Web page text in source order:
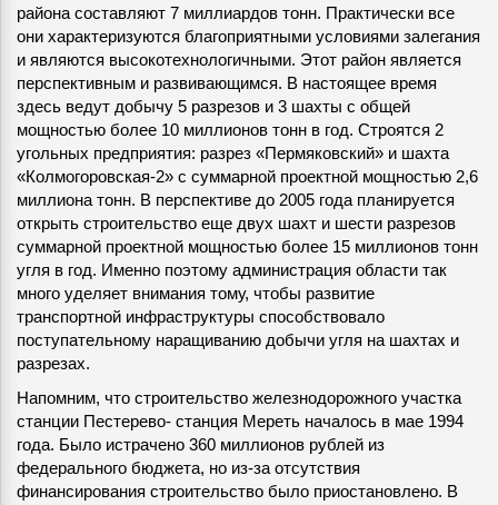
района составляют 7 миллиардов тонн. Практически все
они характеризуются благоприятными условиями залегания
и являются высокотехнологичными. Этот район является
перспективным и развивающимся. В настоящее время
здесь ведут добычу 5 разрезов и 3 шахты с общей
мощностью более 10 миллионов тонн в год. Строятся 2
угольных предприятия: разрез «Пермяковский» и шахта
«Колмогоровская-2» с суммарной проектной мощностью 2,6
миллиона тонн. В перспективе до 2005 года планируется
открыть строительство еще двух шахт и шести разрезов
суммарной проектной мощностью более 15 миллионов тонн
угля в год. Именно поэтому администрация области так
много уделяет внимания тому, чтобы развитие
транспортной инфраструктуры способствовало
поступательному наращиванию добычи угля на шахтах и
разрезах.
Напомним, что строительство железнодорожного участка
станции Пестерево- станция Мереть началось в мае 1994
года. Было истрачено 360 миллионов рублей из
федерального бюджета, но из-за отсутствия
финансирования строительство было приостановлено. В